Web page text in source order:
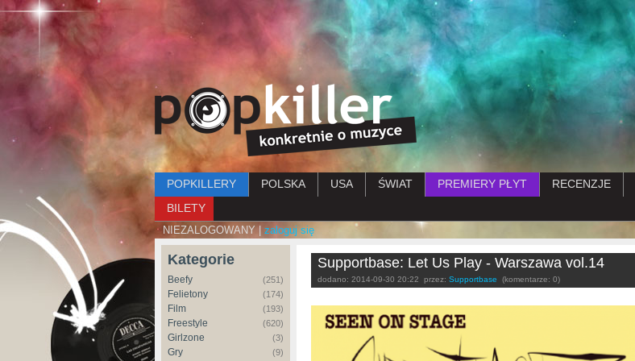
Przejdź do treści
Menu główne
POPKILLERY POLSKA USA ŚWIAT PREMIERY PŁYT RECENZJE
BILETY
NIEZALOGOWANY | zaloguj się
Kategorie
Beefy (251)
Felietony (174)
Film (193)
Freestyle (620)
Girlzone (3)
Gry (9)
Supportbase: Let Us Play - Warszawa vol.14
dodano: 2014-09-30 20:22 przez: Supportbase (komentarze: 0)